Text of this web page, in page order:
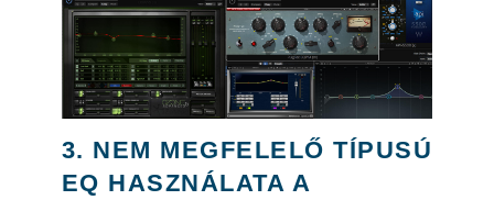
3. NEM MEGFELELŐ TÍPUSÚ
EQ HASZNÁLATA A